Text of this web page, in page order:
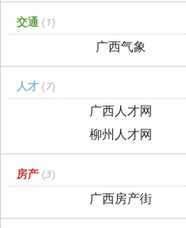
交通 (1)
广西气象
人才 (7)
广西人才网
柳州人才网
房产 (3)
广西房产街